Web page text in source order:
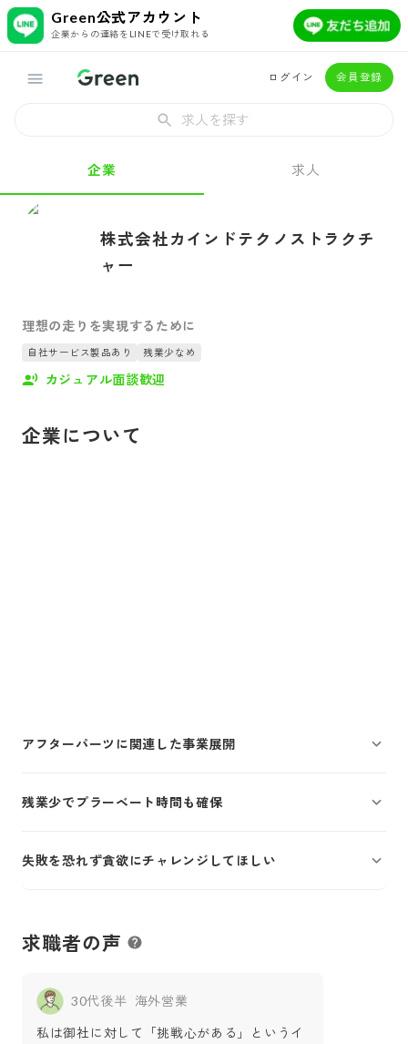
Green公式アカウント
企業からの連絡をLINEで受け取れる
ログイン 会員登録
求人を探す
企業 求人
株式会社カインドテクノストラクチ
ャー
理想の走りを実現するために
自社サービス製品あり 残業少なめ
カジュアル面談歓迎
企業について
アフターパーツに関連した事業展開
残業少でプラーベート時間も確保
失敗を恐れず貪欲にチャレンジしてほしい
求職者の声
30代後半 海外営業
私は御社に対して「挑戦心がある」というイ